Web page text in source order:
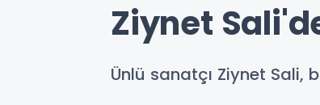
Ziynet
Ünlü sanatçı Ziynet Sali,